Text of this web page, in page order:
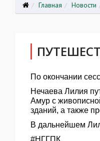
Главная Новости
По окончании
Нечаева Лилия
Амур с
зданий, а также
В дальнейшем
#НГГПК